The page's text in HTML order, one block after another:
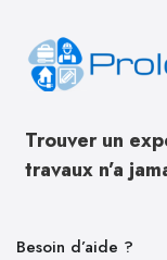
Trouver un
travaux n’a
Besoin d’aide ?